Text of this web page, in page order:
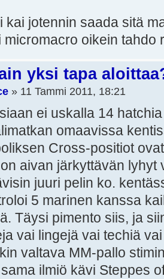
kai jotennin saada sitä
micromacro oikein tahdo
yksi tapa
» 11 Tammi 2011, 18:21
ei uskalla 14
omaavissa
Cross-positiot
aivan järkyttävän lyhyt
juuri pelin ko.
5 marinen kanssa
Täysi pimento siis, ja
vai lingejä vai techiä
valtava MM-pallo
ilmiö kävi Steppes